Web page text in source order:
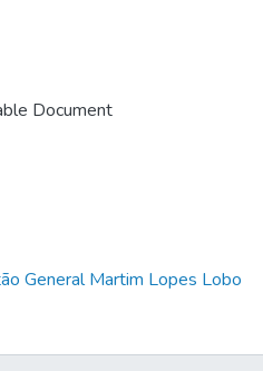
Document
General Martim Lopes Lobo